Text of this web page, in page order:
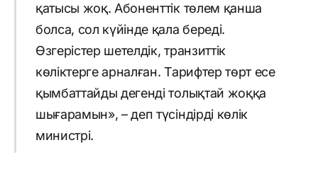
қатысы жоқ. Абоненттік төлем қанша
болса, сол күйінде қала береді.
Өзгерістер шетелдік, транзиттік
көліктерге арналған. Тарифтер төрт есе
қымбаттайды дегенді толықтай жоққа
шығарамын», – деп түсіндірді көлік
министрі.